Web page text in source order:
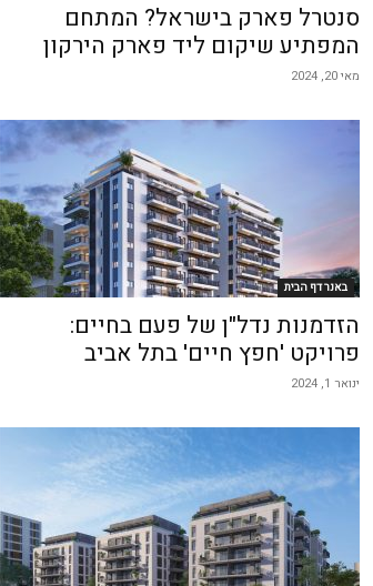
סנטרל פארק בישראל? המתחם
המפתיע שיקום ליד פארק הירקון
מאי 20, 2024
באנר דף הבית
הזדמנות נדל"ן של פעם בחיים:
פרויקט 'חפץ חיים' בתל אביב
ינואר 1, 2024